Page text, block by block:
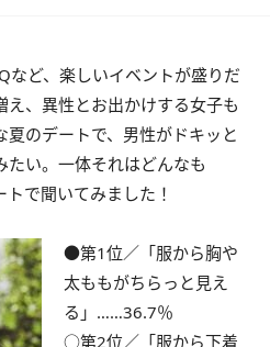
など、楽しいイベントが盛りだ
、異性とお出かけする女子も
のデートで、男性がドキッと
い。一体それはどんなも
で聞いてみました！
●第1位／「服から胸や
太ももがちらっと見え
る」……36.7％
○第2位／「服から下着